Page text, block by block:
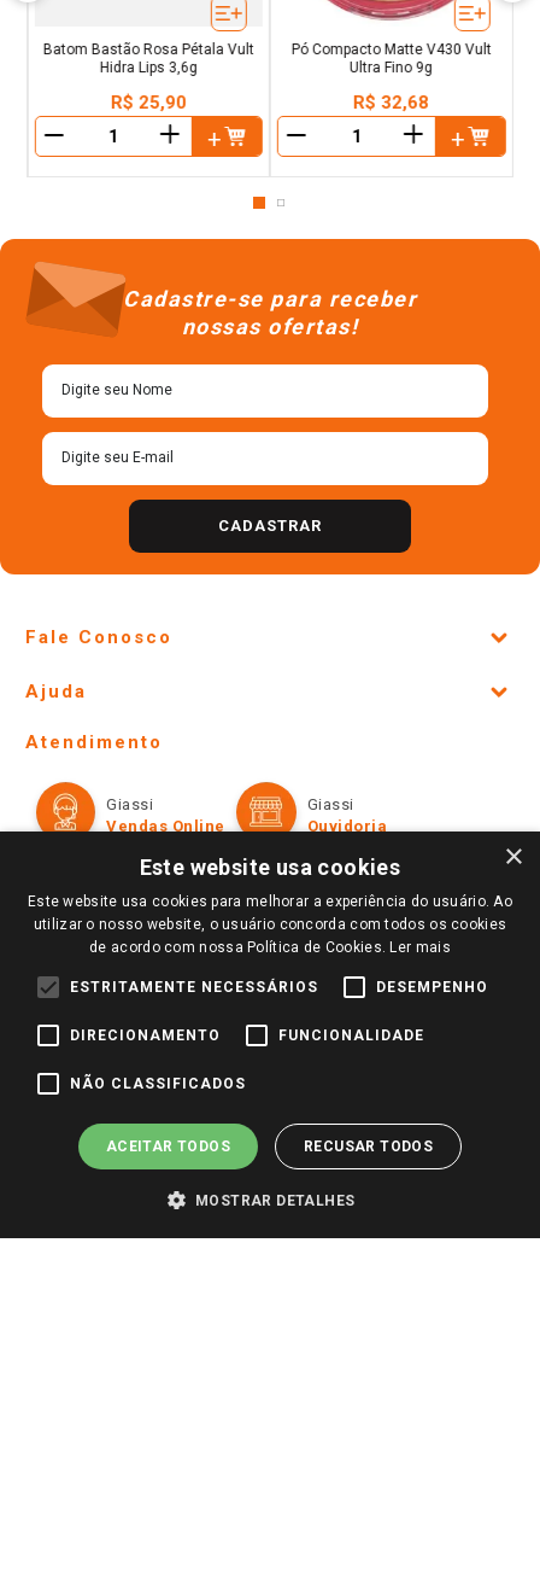
Batom Bastão Rosa Pétala Vult
Hidra Lips 3,6g
R$ 25,90
＋
Pó Compacto Matte V430 Vult
Ultra Fino 9g
R$ 32,68
＋
Cadastre-se para receber
nossas ofertas!
CADASTRAR
Fale Conosco
Lojas Físicas e Horários
Ofertas
Televendas
Perguntas frequentes
Trabalhe Conosco
Identidade Visual
Ajuda
Formas de Pagamento
Políticas de entrega
Trocas e Devoluções
Atendimento
Giassi
Vendas Online
Giassi
Ouvidoria
Redes Sociais
Pagamento e Segurança
×
Este website usa cookies
Este website usa cookies para melhorar a experiência do usuário. Ao
utilizar o nosso website, o usuário concorda com todos os cookies
de acordo com nossa Política de Cookies. Ler mais
ESTRITAMENTE NECESSÁRIOS DESEMPENHO
DIRECIONAMENTO FUNCIONALIDADE
NÃO CLASSIFICADOS
ACEITAR TODOS RECUSAR TODOS
MOSTRAR DETALHES